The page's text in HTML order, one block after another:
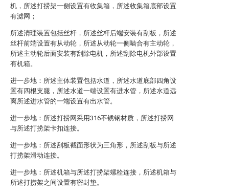
机，所述打捞架一侧设置有收集箱，所述收集箱底部设置
有滤网；
所述清理装置包括丝杆，所述丝杆后端安装有刮板，所述
丝杆前端设置有从动轮，所述从动轮一侧啮合有主动轮，
所述主动轮后面安装有刮除电机，所述刮除电机外部设置
有机箱。
进一步地：所述主体装置包括水道，所述水道底部四角设
置有四根支腿，所述水道一端设置有进水管，所述水道远
离所述进水管的一端设置有出水管。
进一步地：所述打捞网采用316不锈钢材质，所述打捞网
与所述打捞架卡扣连接。
进一步地：所述刮板截面形状为三角形，所述刮板与所述
打捞架滑动连接。
进一步地：所述机箱与所述打捞架螺栓连接，所述机箱与
所述打捞架之间设置有密封垫。